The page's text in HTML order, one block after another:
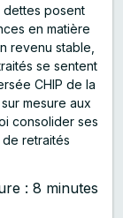
dettes posent
en matière
revenu stable,
se sentent
CHIP de la
mesure aux
consolider ses
retraités
: 8 minutes